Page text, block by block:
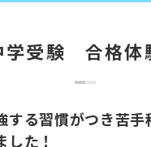
学受験 合格体
する習慣がつき苦手
した！